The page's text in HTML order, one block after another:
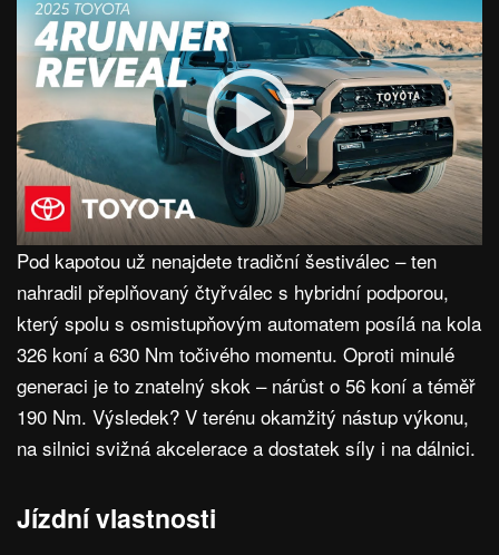
Pod kapotou už nenajdete tradiční šestiválec – ten
nahradil přeplňovaný čtyřválec s hybridní podporou,
který spolu s osmistupňovým automatem posílá na kola
326 koní a 630 Nm točivého momentu. Oproti minulé
generaci je to znatelný skok – nárůst o 56 koní a téměř
190 Nm. Výsledek? V terénu okamžitý nástup výkonu,
na silnici svižná akcelerace a dostatek síly i na dálnici.
Jízdní vlastnosti